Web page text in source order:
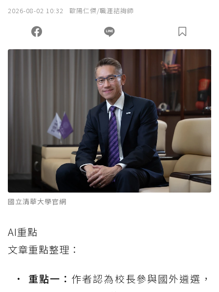
2026-08-02 10:32 歐陽仁傑/職涯諮詢師
國立清華大學官網
AI重點
文章重點整理：
重點一： 作者認為校長參與國外遴選，